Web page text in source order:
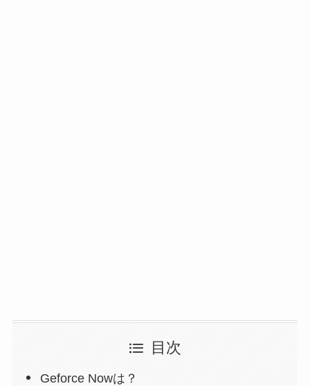
目次
Geforce Nowは？